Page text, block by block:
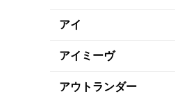
アイ
アイミーヴ
アウトランダー